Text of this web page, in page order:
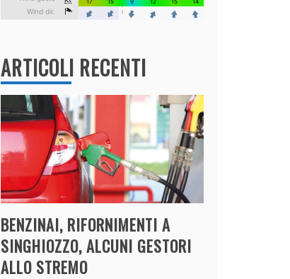
ARTICOLI RECENTI
BENZINAI, RIFORNIMENTI A
SINGHIOZZO, ALCUNI GESTORI
ALLO STREMO